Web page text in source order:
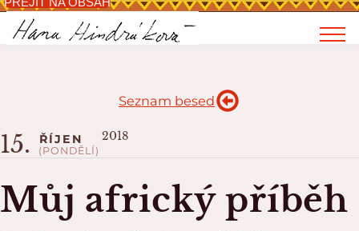
Seznam besed
Můj africký příběh
15. ŘÍJEN
(PONDĚLÍ)
2018